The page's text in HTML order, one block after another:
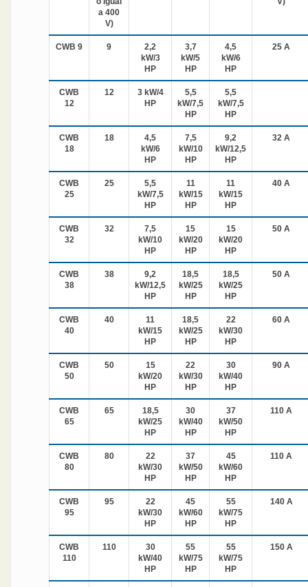
a 400
V)
CWB 9 9
2,2
kW/3
HP
3,7
kW/5
HP
4,5
kW/6
HP
25 A
CWB
12
12
3 kW/4
HP
5,5
kW/7,5
HP
5,5
kW/7,5
HP
CWB
18
18
4,5
kW/6
HP
7,5
kW/10
HP
9,2
kW/12,5
HP
32 A
CWB
25
25
5,5
kW/7,5
HP
11
kW/15
HP
11
kW/15
HP
40 A
CWB
32
32
7,5
kW/10
HP
15
kW/20
HP
15
kW/20
HP
50 A
CWB
38
38
9,2
kW/12,5
HP
18,5
kW/25
HP
18,5
kW/25
HP
50 A
CWB
40
40
11
kW/15
HP
18,5
kW/25
HP
22
kW/30
HP
60 A
CWB
50
50
15
kW/20
HP
22
kW/30
HP
30
kW/40
HP
90 A
CWB
65
65
18,5
kW/25
HP
30
kW/40
HP
37
kW/50
HP
110 A
CWB
80
80
22
kW/30
HP
37
kW/50
HP
45
kW/60
HP
110 A
CWB
95
95
22
kW/30
HP
45
kW/60
HP
55
kW/75
HP
140 A
CWB
110
110
30
kW/40
HP
55
kW/75
HP
55
kW/75
HP
150 A